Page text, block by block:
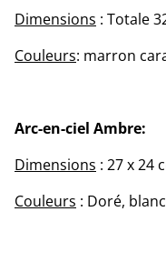
Dimensions : Totale
Couleurs: marron
Arc-en-ciel Ambre:
Dimensions : 27 x 24
Couleurs : Doré,